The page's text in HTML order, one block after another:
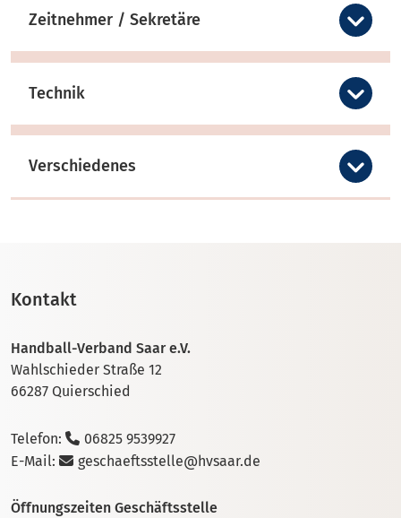
Zeitnehmer / Sekretäre
Technik
Verschiedenes
Kontakt
Handball-Verband Saar e.V.
Wahlschieder Straße 12
66287 Quierschied
Telefon:
06825 9539927
E-Mail:
geschaeftsstelle@hvsaar.de
Öffnungszeiten Geschäftsstelle